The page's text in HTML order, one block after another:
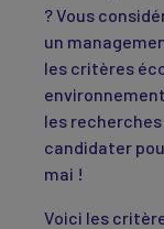
? Vous
un
les critères
les recherches
candidater
mai !
Voici les